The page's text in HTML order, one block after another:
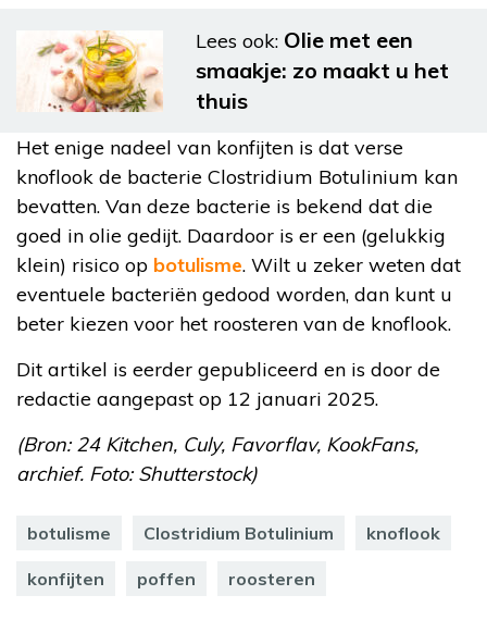
Lees ook: Olie met een
smaakje: zo maakt u het
thuis
Het enige nadeel van konfijten is dat verse
knoflook de bacterie Clostridium Botulinium kan
bevatten. Van deze bacterie is bekend dat die
goed in olie gedijt. Daardoor is er een (gelukkig
klein) risico op botulisme. Wilt u zeker weten dat
eventuele bacteriën gedood worden, dan kunt u
beter kiezen voor het roosteren van de knoflook.
Dit artikel is eerder gepubliceerd en is door de
redactie aangepast op 12 januari 2025.
(Bron: 24 Kitchen, Culy, Favorflav, KookFans,
archief. Foto: Shutterstock)
botulisme Clostridium Botulinium knoflook
konfijten poffen roosteren